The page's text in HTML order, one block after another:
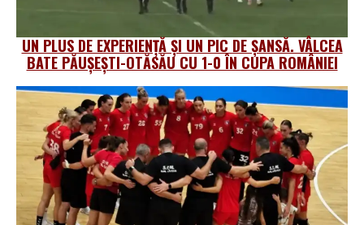
UN PLUS DE EXPERIENȚĂ ȘI UN PIC DE ȘANSĂ. VÂLCEA
BATE PĂUȘEȘTI-OTĂSĂU CU 1-0 ÎN CUPA ROMÂNIEI